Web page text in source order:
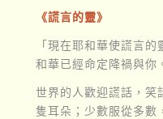
《謊言的靈》
「現在耶和華使謊言
和華已經命定降禍與你
世界的人歡迎謊話，笑
隻耳朵；少數服從多數